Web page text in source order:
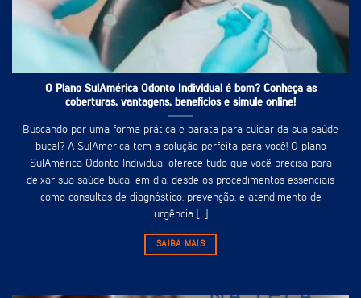
O Plano SulAmérica Odonto Individual é bom? Conheça as
coberturas, vantagens, benefícios e simule online!
Buscando por uma forma prática e barata para cuidar da sua saúde
bucal? A SulAmérica tem a solução perfeita para você! O plano
SulAmérica Odonto Individual oferece tudo que você precisa para
deixar sua saúde bucal em dia, desde os procedimentos essenciais
como consultas de diagnóstico, prevenção, e atendimento de
urgência [...]
SAIBA MAIS